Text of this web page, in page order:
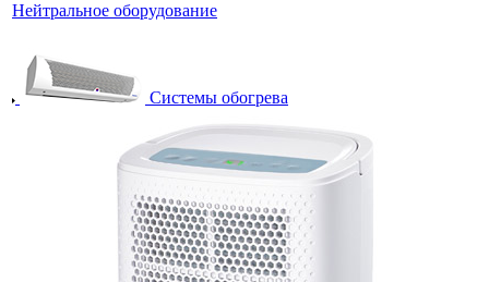
Нейтральное оборудование
Системы обогрева